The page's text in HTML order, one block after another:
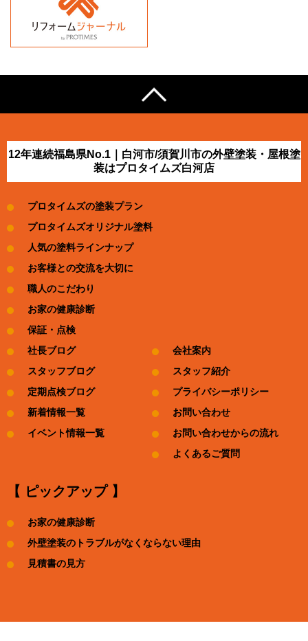
12年連続福島県No.1｜白河市/須賀川市の外壁塗装・屋根塗
装はプロタイムズ白河店
プロタイムズの塗装プラン
プロタイムズオリジナル塗料
人気の塗料ラインナップ
お客様との交流を大切に
職人のこだわり
お家の健康診断
保証・点検
社長ブログ
スタッフブログ
定期点検ブログ
新着情報一覧
イベント情報一覧
会社案内
スタッフ紹介
プライバシーポリシー
お問い合わせ
お問い合わせからの流れ
よくあるご質問
【 ピックアップ 】
お家の健康診断
外壁塗装のトラブルがなくならない理由
見積書の見方